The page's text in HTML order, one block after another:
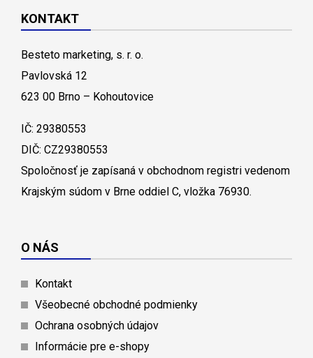
KONTAKT
Besteto marketing, s. r. o.
Pavlovská 12
623 00 Brno – Kohoutovice
IČ: 29380553
DIČ: CZ29380553
Spoločnosť je zapísaná v obchodnom registri vedenom
Krajským súdom v Brne oddiel C, vložka 76930.
O NÁS
Kontakt
Všeobecné obchodné podmienky
Ochrana osobných údajov
Informácie pre e-shopy